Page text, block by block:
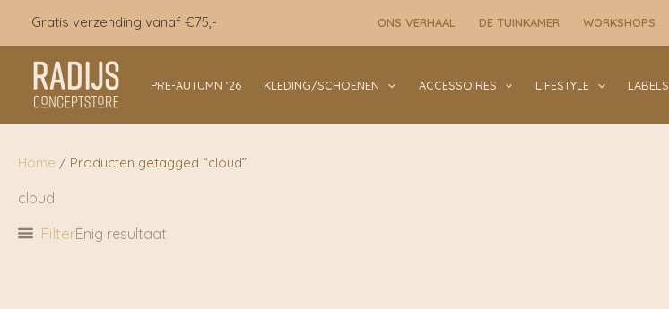
inhoud
Gratis verzending vanaf €75,- ONS VERHAAL DE TUINKAMER WORKSHOPS
PRE-AUTUMN ‘26 KLEDING/SCHOENEN ACCESSOIRES LIFESTYLE LABELS
Home / Producten getagged “cloud”
cloud
FilterEnig resultaat